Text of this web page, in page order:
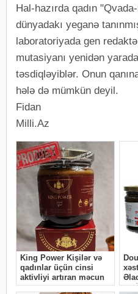
Hal-hazırda qadın
dünyadakı yeganə
laboratoriyada gen
mutasiyanı yenidən
təsdiqləyiblər. Onun
hələ də mümkün deyil.
Fidan
Milli.Az